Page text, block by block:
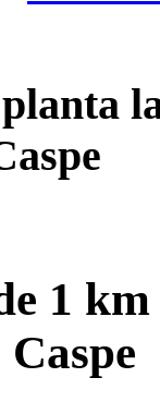
1